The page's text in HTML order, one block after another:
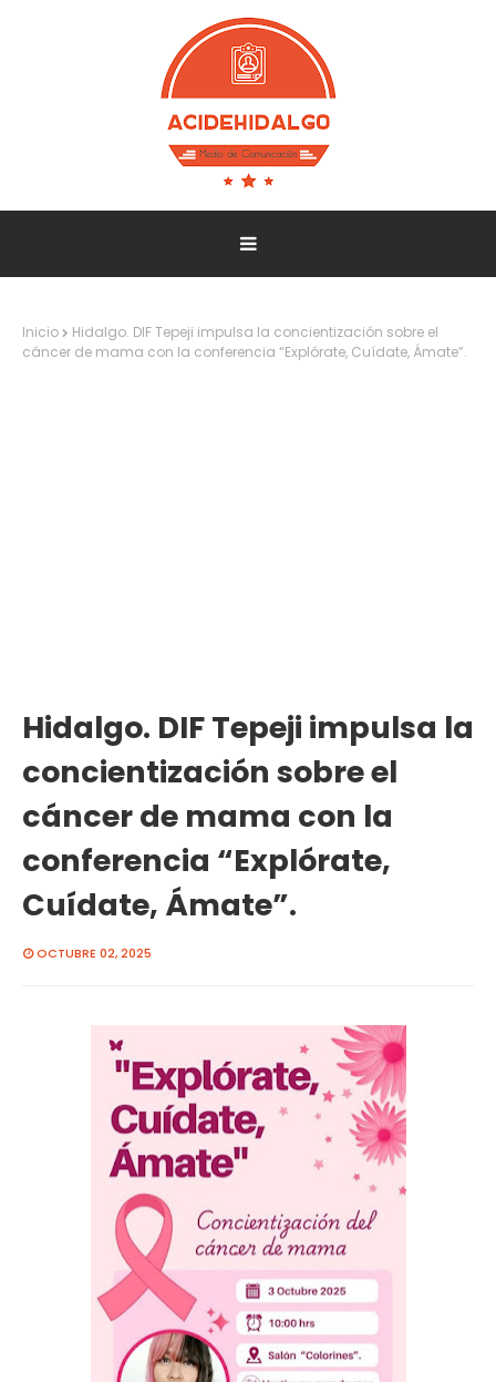
Inicio
Hidalgo. DIF Tepeji impulsa la concientización sobre el
cáncer de mama con la conferencia “Explórate, Cuídate, Ámate”.
Hidalgo. DIF Tepeji impulsa la
concientización sobre el
cáncer de mama con la
conferencia “Explórate,
Cuídate, Ámate”.
OCTUBRE 02, 2025